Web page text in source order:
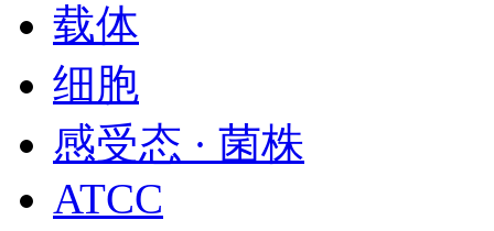
载体
细胞
感受态 · 菌株
ATCC